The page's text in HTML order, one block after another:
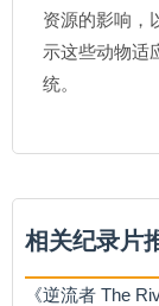
资源的影响，
示这些动物适
统。
相关纪录片
《逆流者 The